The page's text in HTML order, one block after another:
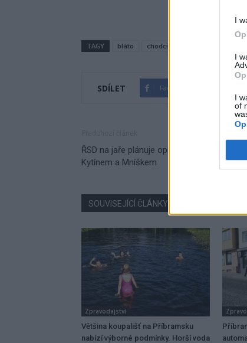
I
I
I
of
TAGY bláto chodci
SDÍLET Facebook
ŘSD na jaře plánuje opravu na dálnici mezi
Kytínem a Mníškem
SOUVISEJÍCÍ ČLÁNKY
Zpravodajství
Většina koupališť na Příbramsku
nabízí výborné podmínky. Horší voda